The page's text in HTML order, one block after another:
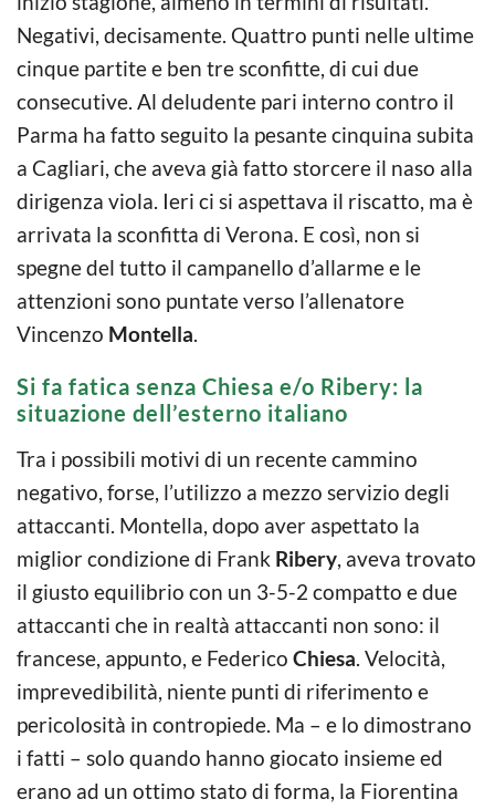
Negativi, decisamente. Quattro punti nelle ultime
cinque partite e ben tre sconfitte, di cui due
consecutive. Al deludente pari interno contro il
Parma ha fatto seguito la pesante cinquina subita
a Cagliari, che aveva già fatto storcere il naso alla
dirigenza viola. Ieri ci si aspettava il riscatto, ma è
arrivata la sconfitta di Verona. E così, non si
spegne del tutto il campanello d’allarme e le
attenzioni sono puntate verso l’allenatore
Vincenzo Montella.
Si fa fatica senza Chiesa e/o Ribery: la
situazione dell’esterno italiano
Tra i possibili motivi di un recente cammino
negativo, forse, l’utilizzo a mezzo servizio degli
attaccanti. Montella, dopo aver aspettato la
miglior condizione di Frank Ribery, aveva trovato
il giusto equilibrio con un 3-5-2 compatto e due
attaccanti che in realtà attaccanti non sono: il
francese, appunto, e Federico Chiesa. Velocità,
imprevedibilità, niente punti di riferimento e
pericolosità in contropiede. Ma – e lo dimostrano
i fatti – solo quando hanno giocato insieme ed
erano ad un ottimo stato di forma, la Fiorentina